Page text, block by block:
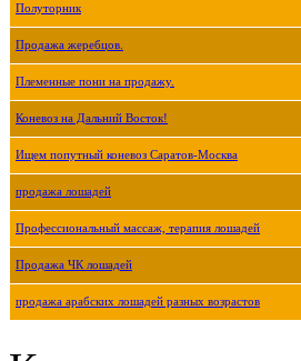
Полуторник
Продажа жеребцов.
Племенные пони на продажу.
Коневоз на Дальний Восток!
Ищем попутный коневоз Саратов-Москва
продажа лошадей
Профессиональный массаж, терапия лошадей
Продажа ЧК лошадей
продажа арабских лошадей разных возрастов